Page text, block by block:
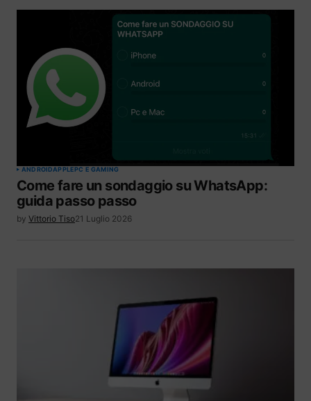
ANDROIDAPPLEPC E GAMING
Come fare un sondaggio su WhatsApp:
guida passo passo
by Vittorio Tiso21 Luglio 2026